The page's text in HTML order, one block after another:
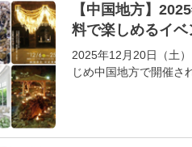
【中国地方】
料で楽しめるイベ
2025年12月20日（土
じめ中国地方で開催さ